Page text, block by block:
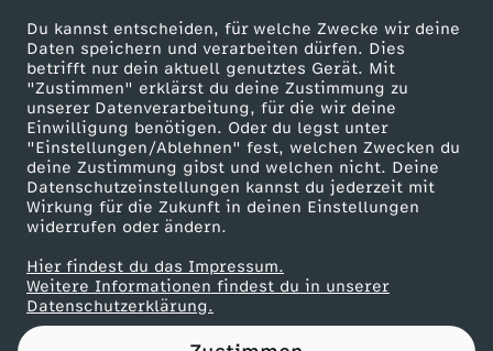
Du kannst entscheiden, für welche Zwecke wir deine
Daten speichern und verarbeiten dürfen. Dies
betrifft nur dein aktuell genutztes Gerät. Mit
"Zustimmen" erklärst du deine Zustimmung zu
unserer Datenverarbeitung, für die wir deine
Einwilligung benötigen. Oder du legst unter
"Einstellungen/Ablehnen" fest, welchen Zwecken du
deine Zustimmung gibst und welchen nicht. Deine
Datenschutzeinstellungen kannst du jederzeit mit
Wirkung für die Zukunft in deinen Einstellungen
widerrufen oder ändern.
Hier findest du das Impressum.
Weitere Informationen findest du in unserer
Datenschutzerklärung.
ZDF goes Schule
Werbefernsehen
Mainzelmännchen
Partner